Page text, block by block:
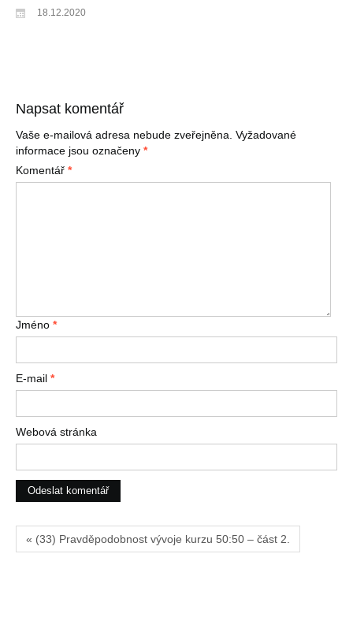
18.12.2020
Napsat komentář
Vaše e-mailová adresa nebude zveřejněna. Vyžadované
informace jsou označeny *
Komentář *
Jméno *
E-mail *
Webová stránka
« (33) Pravděpodobnost vývoje kurzu 50:50 – část 2.